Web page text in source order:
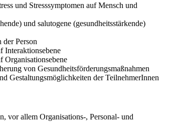
und Stresssymptomen auf Mensch und
und salutogene (gesundheitsstärkende)
Person
Interaktionsebene
Organisationsebene
von Gesundheitsförderungsmaßnahmen
Gestaltungsmöglichkeiten der TeilnehmerInnen
vor allem Organisations-, Personal- und